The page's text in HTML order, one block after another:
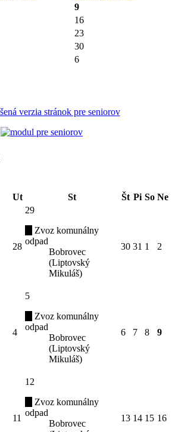
9
16
23
30
6
verzia stránok pre seniorov
Ut St Št Pi So Ne
28
29
Zvoz komunálny
odpad
Bobrovec
(Liptovský
Mikuláš)
30 31 1 2
4
5
Zvoz komunálny
odpad
Bobrovec
(Liptovský
Mikuláš)
6 7 8 9
11
12
Zvoz komunálny
odpad
Bobrovec
13 14 15 16